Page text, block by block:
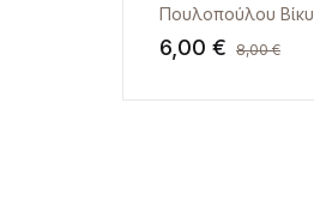
Πουλοπούλου Βίκυ
6,00 € 8,00€